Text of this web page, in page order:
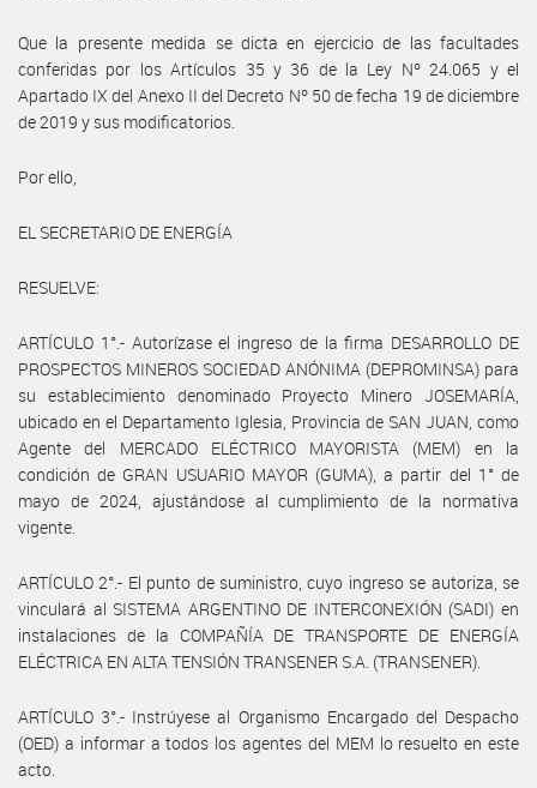
Que la presente medida se dicta en ejercicio de las facultades
conferidas por los Artículos 35 y 36 de la Ley Nº 24.065 y el
Apartado IX del Anexo II del Decreto Nº 50 de fecha 19 de diciembre
de 2019 y sus modificatorios.
Por ello,
EL SECRETARIO DE ENERGÍA
RESUELVE:
ARTÍCULO 1°.- Autorízase el ingreso de la firma DESARROLLO DE
PROSPECTOS MINEROS SOCIEDAD ANÓNIMA (DEPROMINSA) para
su establecimiento denominado Proyecto Minero JOSEMARÍA,
ubicado en el Departamento Iglesia, Provincia de SAN JUAN, como
Agente del MERCADO ELÉCTRICO MAYORISTA (MEM) en la
condición de GRAN USUARIO MAYOR (GUMA), a partir del 1° de
mayo de 2024, ajustándose al cumplimiento de la normativa
vigente.
ARTÍCULO 2°.- El punto de suministro, cuyo ingreso se autoriza, se
vinculará al SISTEMA ARGENTINO DE INTERCONEXIÓN (SADI) en
instalaciones de la COMPAÑÍA DE TRANSPORTE DE ENERGÍA
ELÉCTRICA EN ALTA TENSIÓN TRANSENER S.A. (TRANSENER).
ARTÍCULO 3°.- Instrúyese al Organismo Encargado del Despacho
(OED) a informar a todos los agentes del MEM lo resuelto en este
acto.